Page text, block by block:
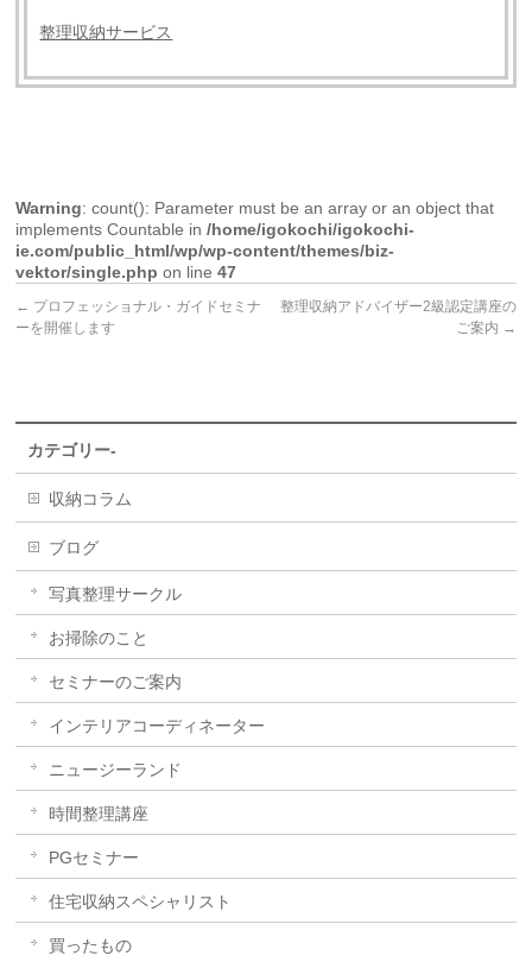
整理収納サービス
Warning: count(): Parameter must be an array or an object that
implements Countable in/home/igokochi/igokochi-
ie.com/public_html/wp/wp-content/themes/biz-
vektor/single.php on line47
← プロフェッショナル・ガイドセミナ
ーを開催します
整理収納アドバイザー2級認定講座の
ご案内 →
カテゴリー-
収納コラム
ブログ
写真整理サークル
お掃除のこと
セミナーのご案内
インテリアコーディネーター
ニュージーランド
時間整理講座
PGセミナー
住宅収納スペシャリスト
買ったもの